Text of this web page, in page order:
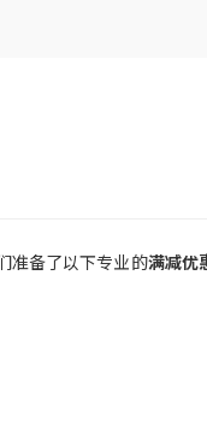
准备了以下专业的满减优